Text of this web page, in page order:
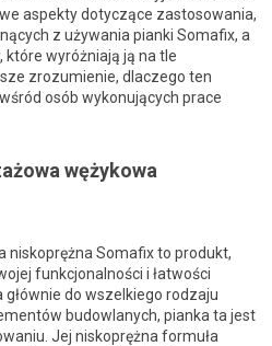
aspekty dotyczące zastosowania,
z używania pianki Somafix, a
wyróżniają ją na tle
zrozumienie, dlaczego ten
osób wykonujących prace
wężykowa
niskoprężna Somafix to produkt,
funkcjonalności i łatwości
do wszelkiego rodzaju
budowlanych, pianka ta jest
Jej niskoprężna formuła